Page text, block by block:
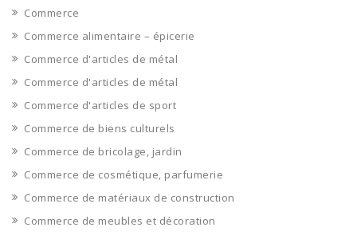
Commerce
Commerce alimentaire – épicerie
Commerce d'articles de métal
Commerce d'articles de métal
Commerce d'articles de sport
Commerce de biens culturels
Commerce de bricolage, jardin
Commerce de cosmétique, parfumerie
Commerce de matériaux de construction
Commerce de meubles et décoration